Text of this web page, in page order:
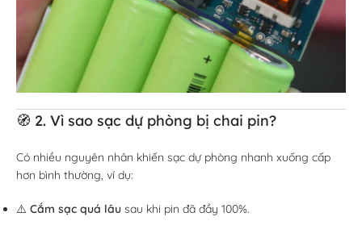
🧭 2. Vì sao sạc dự phòng bị chai pin?
Có nhiều nguyên nhân khiến sạc dự phòng nhanh xuống cấp
hơn bình thường, ví dụ:
⚠️ Cắm sạc quá lâu sau khi pin đã đầy 100%.